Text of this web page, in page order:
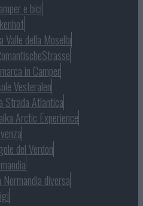
e bici
Valle della Mosella
in Camper
Vesteralen
Strada Atlantica
Arctic Experience
del Verdon
Normandia diversa